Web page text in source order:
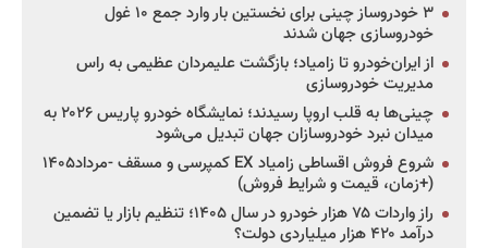
۳ خودروساز چینی برای نخستین بار وارد جمع ۱۰ غول
خودروسازی جهان شدند
از ایران‌خودرو تا زامیاد؛ بازگشت علیمردان عظیمی به راس
مدیریت خودروسازی
چینی‌ها به قلب اروپا رسیدند؛ نمایشگاه خودرو پاریس ۲۰۲۶ به
میدان نبرد خودروسازان جهان تبدیل می‌شود
شروع فروش اقساطی زامیاد EX کمپرسی و مسقف -مرداد۱۴۰۵
(+زمان، قیمت و شرایط فروش)
راز واردات ۷۵ هزار خودرو در سال ۱۴۰۵؛ تنظیم بازار یا تضمین
درآمد ۴۲۰ هزار میلیاردی دولت؟